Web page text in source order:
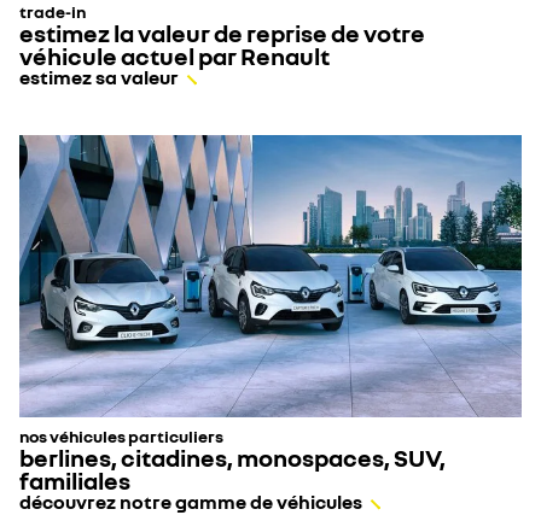
trade-in
estimez la valeur de reprise de votre
véhicule actuel par Renault
estimez sa valeur
nos véhicules particuliers
berlines, citadines, monospaces, SUV,
familiales
découvrez notre gamme de véhicules